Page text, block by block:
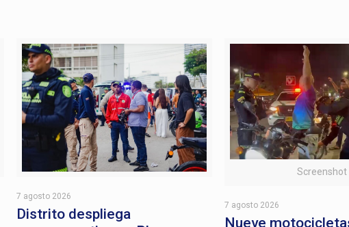
7 agosto 2026
Distrito despliega
Screenshot
7 agosto 2026
Nueve